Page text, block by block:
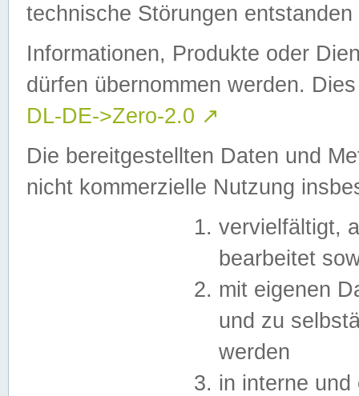
technische Störungen
Informationen, Produkte oder
dürfen übernommen werden.
DL-DE->Zero-2.0 ↗
Die bereitgestellten Daten und
nicht kommerzielle Nutzung
vervielfältigt,
bearbeitet
mit eigenen
und zu
werden
in interne